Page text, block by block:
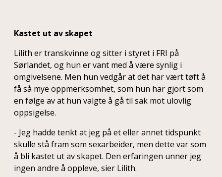
Kastet ut av skapet
Lilith er transkvinne og sitter i styret i FRI på
Sørlandet, og hun er vant med å være synlig i
omgivelsene. Men hun vedgår at det har vært tøft å
få så mye oppmerksomhet, som hun har gjort som
en følge av at hun valgte å gå til sak mot ulovlig
oppsigelse.
- Jeg hadde tenkt at jeg på et eller annet tidspunkt
skulle stå fram som sexarbeider, men dette var som
å bli kastet ut av skapet. Den erfaringen unner jeg
ingen andre å oppleve, sier Lilith.